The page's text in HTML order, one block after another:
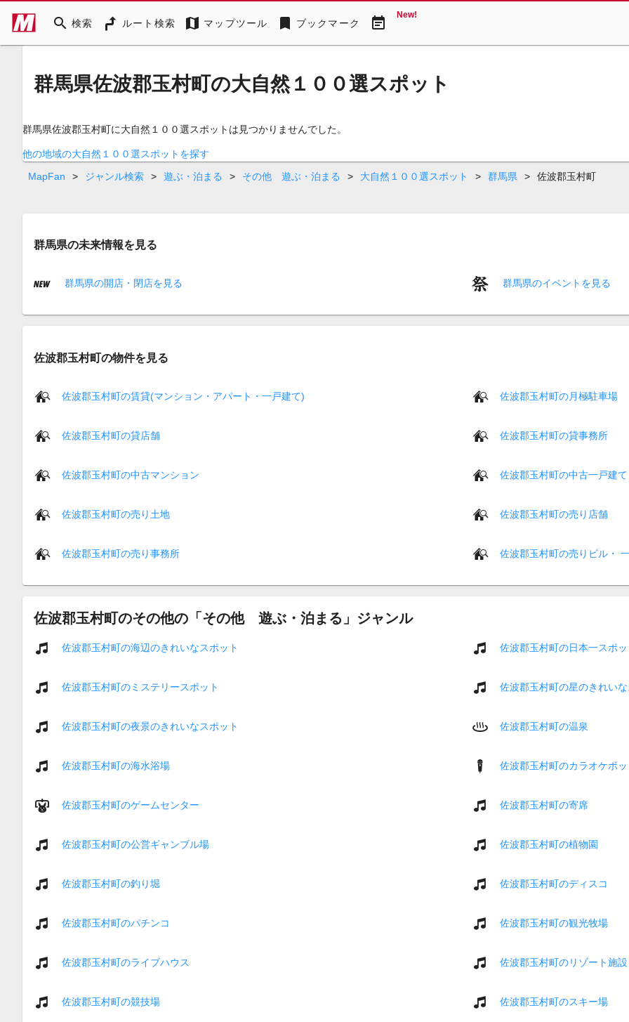
search 検索 ルート検索 map マップツール bookmark ブックマーク event_note New!
群馬県佐波郡玉村町の大自然１００選スポット
群馬県佐波郡玉村町に大自然１００選スポットは見つかりませんでした。
他の地域の大自然１００選スポットを探す
MapFan
> ジャンル検索 > 遊ぶ・泊まる > その他 遊ぶ・泊まる > 大自然１００選スポット > 群馬県 > 佐波郡玉村町
群馬県の未来情報を見る
群馬県の開店・閉店を見る 群馬県のイベントを見る
佐波郡玉村町の物件を見る
佐波郡玉村町の賃貸(マンション・アパート・一戸建て) 佐波郡玉村町の月極駐車場
佐波郡玉村町の貸店舗 佐波郡玉村町の貸事務所
佐波郡玉村町の中古マンション 佐波郡玉村町の中古一戸建て
佐波郡玉村町の売り土地 佐波郡玉村町の売り店舗
佐波郡玉村町の売り事務所 佐波郡玉村町の売りビル・
佐波郡玉村町のその他の「その他 遊ぶ・泊まる」ジャンル
佐波郡玉村町の海辺のきれいなスポット 佐波郡玉村町の日本一スポ
佐波郡玉村町のミステリースポット 佐波郡玉村町の星のきれい
佐波郡玉村町の夜景のきれいなスポット 佐波郡玉村町の温泉
佐波郡玉村町の海水浴場 佐波郡玉村町のカラオケボ
佐波郡玉村町のゲームセンター 佐波郡玉村町の寄席
佐波郡玉村町の公営ギャンブル場 佐波郡玉村町の植物園
佐波郡玉村町の釣り堀 佐波郡玉村町のディスコ
佐波郡玉村町のパチンコ 佐波郡玉村町の観光牧場
佐波郡玉村町のライブハウス 佐波郡玉村町のリゾート施設
佐波郡玉村町の競技場 佐波郡玉村町のスキー場